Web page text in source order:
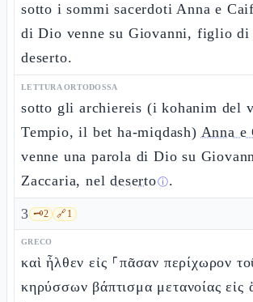
sotto i sommi sacerdoti Anna e
di Dio venne su Giovanni, figlio di
deserto.
LETTURA ORTODOSSA
sotto gli archiereis (i kohanim del
Tempio, il bet ha-miqdash) Anna e
venne una parola di Dio su
Zaccaria, neldesertoⓘ.
3 🗝️2 🔗1
GRECO
καὶ ἦλθεν εἰς ⸀πᾶσαν περίχωρον
κηρύσσων βάπτισμα μετανοίας εἰς